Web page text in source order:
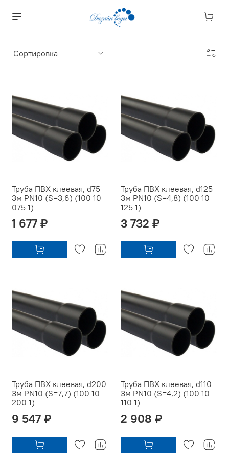
Труба ПВХ клеевая, d75
3м PN10 (S=3,6) (100 10
075 1)
1 677 ₽
Труба ПВХ клеевая, d125
3м PN10 (S=4,8) (100 10
125 1)
3 732 ₽
Труба ПВХ клеевая, d200
3м PN10 (S=7,7) (100 10
200 1)
9 547 ₽
Труба ПВХ клеевая, d110
3м PN10 (S=4,2) (100 10
110 1)
2 908 ₽